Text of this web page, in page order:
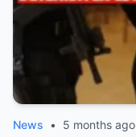
News • 5 months ago